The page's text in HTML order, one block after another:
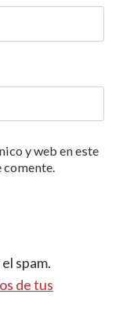
y web en este
comente.
spam.
de tus